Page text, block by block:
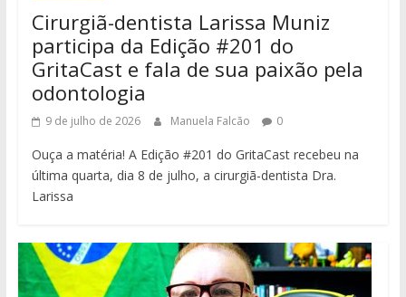
Cirurgiã-dentista Larissa Muniz
participa da Edição #201 do
GritaCast e fala de sua paixão pela
odontologia
9 de julho de 2026 Manuela Falcão 0
Ouça a matéria! A Edição #201 do GritaCast recebeu na
última quarta, dia 8 de julho, a cirurgiã-dentista Dra.
Larissa